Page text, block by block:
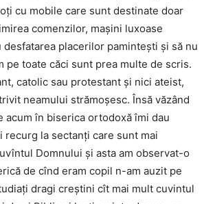
cu mobile care sunt destinate doar
comenzilor, maşini luxoase
placerilor paminteşti şi să nu
pe toate căci sunt prea multe de scris.
catolic sau protestant şi nici ateist,
neamului strămoşesc. Însă văzând
acum în biserica ortodoxă îmi dau
recurg la sectanţi care sunt mai
Domnului şi asta am observat-o
de cînd eram copil n-am auzit pe
dragi creştini cît mai mult cuvintul